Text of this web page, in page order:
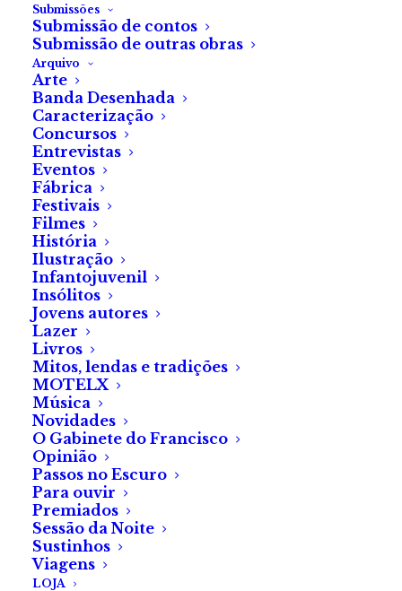
Submissões
Submissão de contos
Submissão de outras obras
Arquivo
Arte
Banda Desenhada
Caracterização
Concursos
Entrevistas
Eventos
Fábrica
Festivais
Filmes
História
Ilustração
Infantojuvenil
Insólitos
Jovens autores
Lazer
Livros
Mitos, lendas e tradições
MOTELX
Música
Novidades
O Gabinete do Francisco
Opinião
Passos no Escuro
Para ouvir
Premiados
Sessão da Noite
Sustinhos
Viagens
LOJA
É cedo para desistir. Relaxa.
Quero deslumbrar-te, ainda.
Durante meses, encontrei diversas formas de atender
a todos os teus desejos. Preparei tudo para que
fosse um ano único. No entanto, já estás a resignar
apenas com dois dias de todo o procedimento.
Quero-te por mais tempo.
Têm razão quando dizem que os olhos são o espelho
da alma. Por isso, vou arrancar-te primeiro todas as
expressões indecifráveis e começar pelas pálpebras.
Nunca te menti, desejo conhecer-te por dentro.
Maldita doença, a minha.
SOBRE O AUTOR
Lúcia Mendes
Lúcia Mendes nasceu na ilha da Madeira a 11 de